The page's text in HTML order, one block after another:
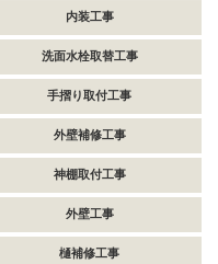
内装工事
洗面水栓取替工事
手摺り取付工事
外壁補修工事
神棚取付工事
外壁工事
樋補修工事